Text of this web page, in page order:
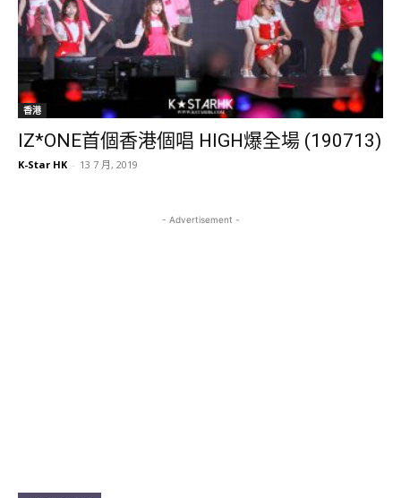
香港
IZ*ONE首個香港個唱 HIGH爆全場 (190713)
K-Star HK - 13 7 月, 2019
- Advertisement -